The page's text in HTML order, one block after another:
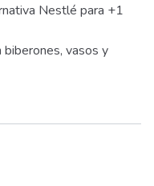
Nestlé para +1
biberones, vasos y